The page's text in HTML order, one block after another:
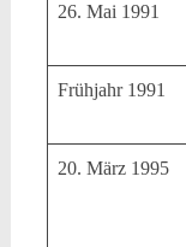
26. Mai 1991
Frühjahr 1991
20. März 1995